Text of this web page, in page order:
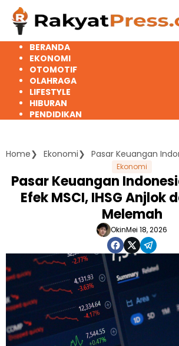
Langsung
konten
BERANDA
EKONOMI
OTOMOTIF
OLAHRAGA
LIFESTYLE
HIBURAN
PENDIDIKAN
Home Ekonomi
Ekonomi
Pasar Keuangan
Efek MSCI, IHSG Anjlok
Melemah
OkinMei 18, 2026